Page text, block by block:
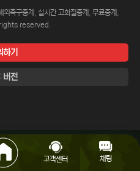
구중계, 실시간 고화질중계, 무료중계,
reserved.
하기
버전
고객센터 채팅